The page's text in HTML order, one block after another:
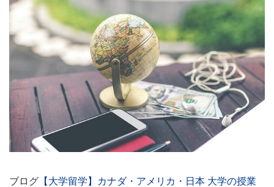
ブログ 【大学留学】カナダ・アメリカ・日本 大学の授業